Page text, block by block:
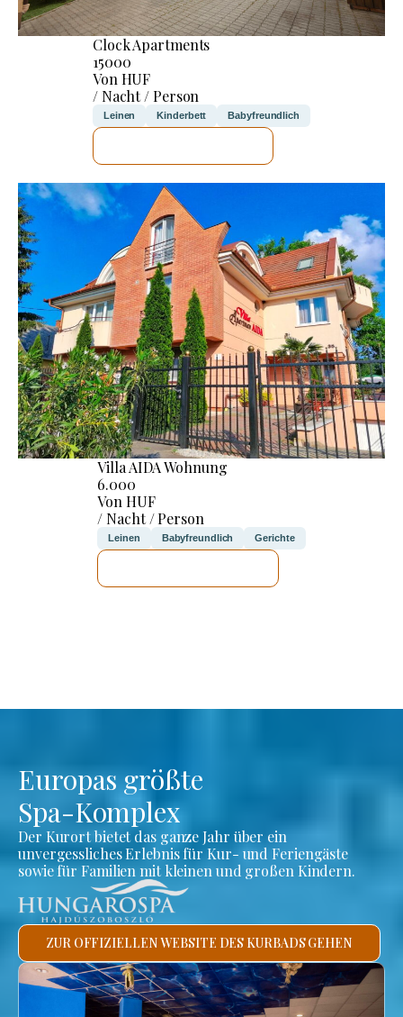
Clock Apartments
15000
Von HUF
/ Nacht / Person
Leinen Kinderbett Babyfreundlich
Villa AIDA Wohnung
6.000
Von HUF
/ Nacht / Person
Leinen Babyfreundlich Gerichte
Europas größte
Spa-Komplex
Der Kurort bietet das ganze Jahr über ein
unvergessliches Erlebnis für Kur- und Feriengäste
sowie für Familien mit kleinen und großen Kindern.
ZUR OFFIZIELLEN WEBSITE DES KURBADS GEHEN